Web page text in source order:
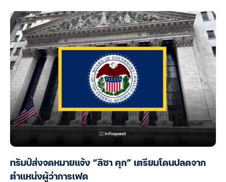
ทรัมป์ส่งจดหมายแจ้ง “ลิซา คุก” เตรียมโดนปลดจาก
ตำแหน่งผู้ว่าการเฟด